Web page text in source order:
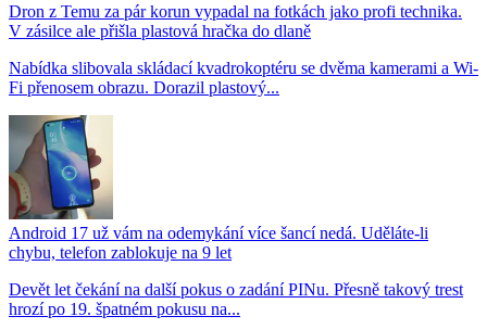
Dron z Temu za pár korun vypadal na fotkách jako profi technika.
V zásilce ale přišla plastová hračka do dlaně
Nabídka slibovala skládací kvadrokoptéru se dvěma kamerami a Wi-
Fi přenosem obrazu. Dorazil plastový...
Android 17 už vám na odemykání více šancí nedá. Uděláte-li
chybu, telefon zablokuje na 9 let
Devět let čekání na další pokus o zadání PINu. Přesně takový trest
hrozí po 19. špatném pokusu na...